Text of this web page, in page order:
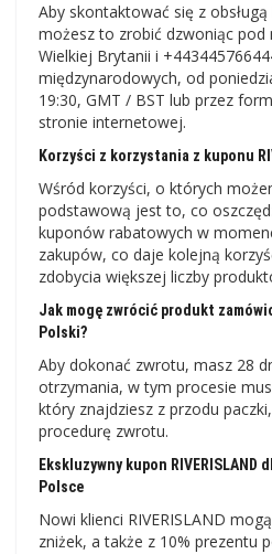
Aby skontaktować się z obsługą
możesz to zrobić dzwoniąc pod
Wielkiej Brytanii i
międzynarodowych, od
19:30, GMT / BST lub przez
stronie internetowej.
Korzyści z korzystania z kuponu
Wśród korzyści, o których
podstawową jest to, co
kuponów rabatowych w
zakupów, co daje kolejną
zdobycia większej liczby
Jak mogę zwrócić produkt
Polski?
Aby dokonać zwrotu, masz 28
otrzymania, w tym procesie
który znajdziesz z przodu
procedurę zwrotu.
Ekskluzywny kupon RIVERISLAND
Polsce
Nowi klienci RIVERISLAND
zniżek, a także z 10% prezentu